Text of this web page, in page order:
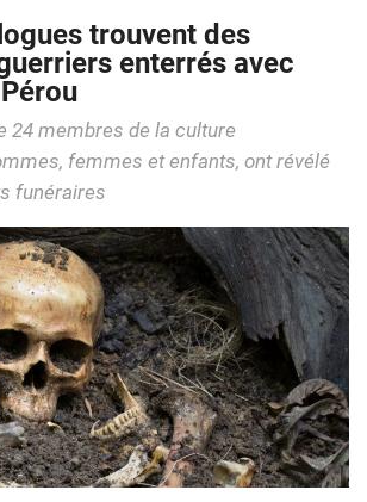
trouvent des
enterrés avec
24 membres de la culture
femmes et enfants, ont révélé
funéraires